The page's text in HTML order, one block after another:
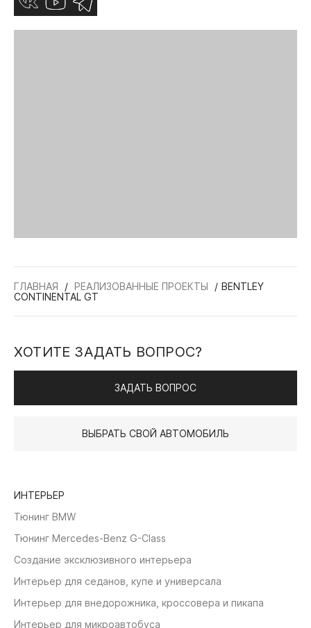
ГЛАВНАЯ РЕАЛИЗОВАННЫЕ ПРОЕКТЫ
BENTLEY
CONTINENTAL GT
ХОТИТЕ ЗАДАТЬ ВОПРОС?
ЗАДАТЬ ВОПРОС
ВЫБРАТЬ СВОЙ АВТОМОБИЛЬ
ИНТЕРЬЕР
Тюнинг BMW
Тюнинг Mercedes-Benz G-Class
Создание эксклюзивного интерьера
Интерьер для седанов, купе и универсала
Интерьер для внедорожника, кроссовера и пикапа
Интерьер для микроавтобуса